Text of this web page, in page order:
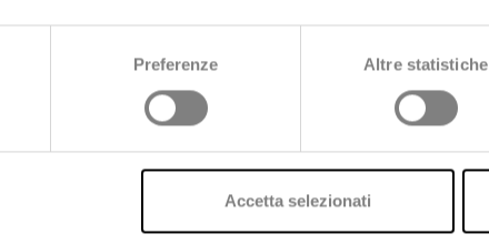
Preferenze Altre statistiche
Accetta selezionati